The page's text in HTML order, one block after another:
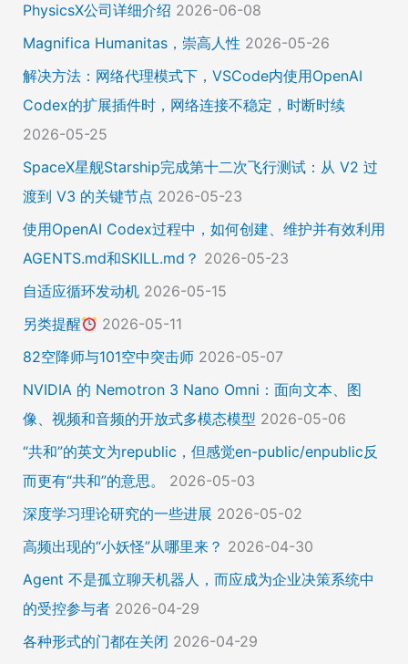
PhysicsX公司详细介绍 2026-06-08
Magnifica Humanitas，崇高人性 2026-05-26
解决方法：网络代理模式下，VSCode内使用OpenAI
Codex的扩展插件时，网络连接不稳定，时断时续
2026-05-25
SpaceX星舰Starship完成第十二次飞行测试：从 V2 过
渡到 V3 的关键节点 2026-05-23
使用OpenAI Codex过程中，如何创建、维护并有效利用
AGENTS.md和SKILL.md？ 2026-05-23
自适应循环发动机 2026-05-15
另类提醒
2026-05-11
82空降师与101空中突击师 2026-05-07
NVIDIA 的 Nemotron 3 Nano Omni：面向文本、图
像、视频和音频的开放式多模态模型 2026-05-06
“共和”的英文为republic，但感觉en-public/enpublic反
而更有“共和”的意思。
2026-05-03
深度学习理论研究的一些进展 2026-05-02
高频出现的“小妖怪”从哪里来？ 2026-04-30
Agent 不是孤立聊天机器人，而应成为企业决策系统中
的受控参与者 2026-04-29
各种形式的门都在关闭 2026-04-29